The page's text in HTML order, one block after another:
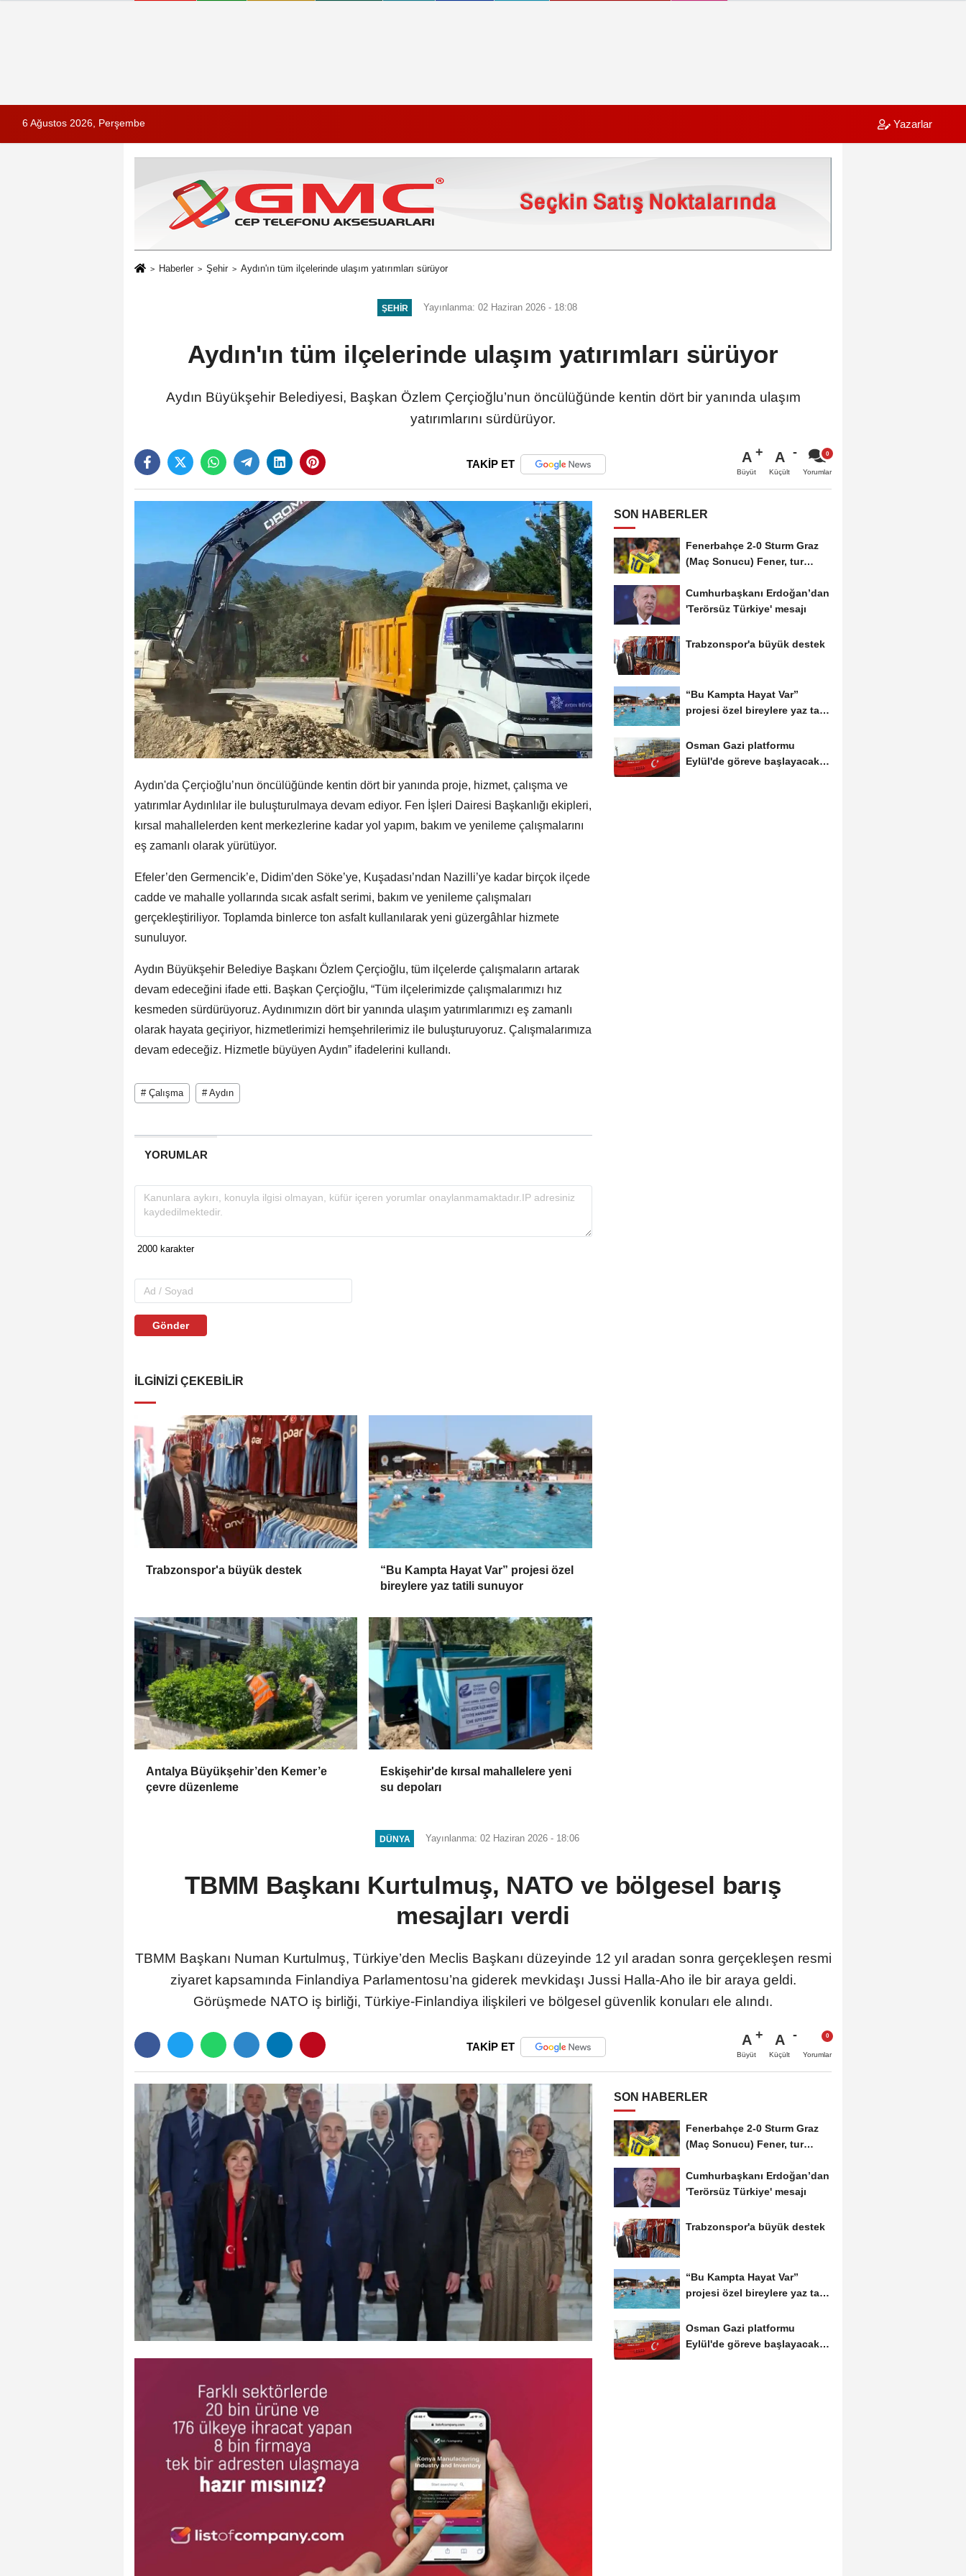
6 Ağustos 2026, Perşembe Yazarlar
Haberler Şehir Aydın'ın tüm ilçelerinde ulaşım yatırımları sürüyor
ŞEHIR Yayınlanma: 02 Haziran 2026 - 18:08
Aydın'ın tüm ilçelerinde ulaşım yatırımları sürüyor
Aydın Büyükşehir Belediyesi, Başkan Özlem Çerçioğlu’nun öncülüğünde kentin dört bir yanında ulaşım
yatırımlarını sürdürüyor.
TAKİP ET A
Büyüt
A
Küçült Yorumlar
Aydın'da Çerçioğlu’nun öncülüğünde kentin dört bir yanında proje, hizmet, çalışma ve
yatırımlar Aydınlılar ile buluşturulmaya devam ediyor. Fen İşleri Dairesi Başkanlığı ekipleri,
kırsal mahallelerden kent merkezlerine kadar yol yapım, bakım ve yenileme çalışmalarını
eş zamanlı olarak yürütüyor.
Efeler’den Germencik’e, Didim’den Söke’ye, Kuşadası’ndan Nazilli’ye kadar birçok ilçede
cadde ve mahalle yollarında sıcak asfalt serimi, bakım ve yenileme çalışmaları
gerçekleştiriliyor. Toplamda binlerce ton asfalt kullanılarak yeni güzergâhlar hizmete
sunuluyor.
Aydın Büyükşehir Belediye Başkanı Özlem Çerçioğlu, tüm ilçelerde çalışmaların artarak
devam edeceğini ifade etti. Başkan Çerçioğlu, “Tüm ilçelerimizde çalışmalarımızı hız
kesmeden sürdürüyoruz. Aydınımızın dört bir yanında ulaşım yatırımlarımızı eş zamanlı
olarak hayata geçiriyor, hizmetlerimizi hemşehrilerimiz ile buluşturuyoruz. Çalışmalarımıza
devam edeceğiz. Hizmetle büyüyen Aydın” ifadelerini kullandı.
# Çalışma # Aydın
YORUMLAR
Gönder
İLGINIZI ÇEKEBILIR
Trabzonspor'a büyük destek
“Bu Kampta Hayat Var” projesi özel
bireylere yaz tatili sunuyor
Antalya Büyükşehir’den Kemer’e
çevre düzenleme
Eskişehir'de kırsal mahallelere yeni
su depoları
SON HABERLER
Fenerbahçe 2-0 Sturm Graz
(Maç Sonucu) Fener, tur
Cumhurbaşkanı Erdoğan’dan
'Terörsüz Türkiye' mesajı
Trabzonspor'a büyük destek
“Bu Kampta Hayat Var”
projesi özel bireylere yaz tatili
Osman Gazi platformu
Eylül'de göreve başlayacak...
DÜNYA Yayınlanma: 02 Haziran 2026 - 18:06
TBMM Başkanı Kurtulmuş, NATO ve bölgesel barış
mesajları verdi
TBMM Başkanı Numan Kurtulmuş, Türkiye’den Meclis Başkanı düzeyinde 12 yıl aradan sonra gerçekleşen resmi
ziyaret kapsamında Finlandiya Parlamentosu’na giderek mevkidaşı Jussi Halla-Aho ile bir araya geldi.
Görüşmede NATO iş birliği, Türkiye-Finlandiya ilişkileri ve bölgesel güvenlik konuları ele alındı.
TAKİP ET A
Büyüt
A
Küçült Yorumlar
SON HABERLER
Fenerbahçe 2-0 Sturm Graz
(Maç Sonucu) Fener, tur
Cumhurbaşkanı Erdoğan’dan
'Terörsüz Türkiye' mesajı
Trabzonspor'a büyük destek
“Bu Kampta Hayat Var”
projesi özel bireylere yaz tatili
Osman Gazi platformu
Eylül'de göreve başlayacak...